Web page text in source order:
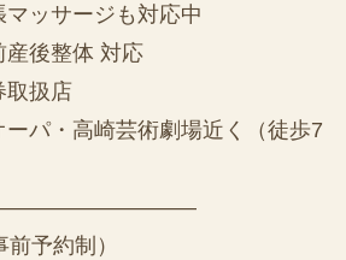
ッサージも対応中
産後整体 対応
取扱店
ーパ・高崎芸術劇場近く（徒歩7
予約制）